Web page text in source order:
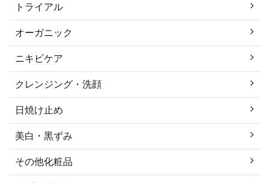
トライアル
オーガニック
ニキビケア
クレンジング・洗顔
日焼け止め
美白・黒ずみ
その他化粧品